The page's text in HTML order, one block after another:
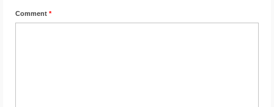
Comment *